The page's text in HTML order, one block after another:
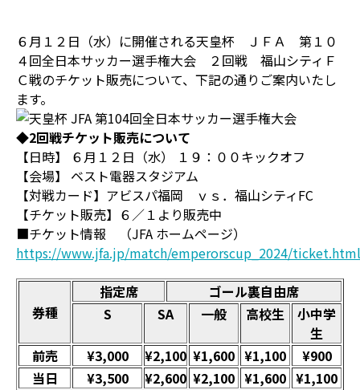
６月１２日（水）に開催される天皇杯 ＪＦＡ 第１０
４回全日本サッカー選手権大会 ２回戦 福山シティＦ
Ｃ戦のチケット販売について、下記の通りご案内いたし
ます。
◆2回戦チケット販売について
【日時】 ６月１２日（水） １９：００キックオフ
【会場】 ベスト電器スタジアム
【対戦カード】アビスパ福岡 ｖｓ．福山シティFC
【チケット販売】６／１より販売中
■チケット情報 （JFA ホームページ）
https://www.jfa.jp/match/emperorscup_2024/ticket.html
券種
指定席
ゴール裏自由席
S
SA 一般 高校生
小中学
生
前売
¥3,000 ¥2,100 ¥1,600 ¥1,100
¥900
当日
¥3,500 ¥2,600 ¥2,100 ¥1,600 ¥1,100